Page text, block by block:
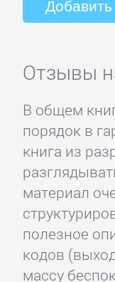
Отзывы
В общем
порядок в
книга из
материал
полезное
кодов
массу